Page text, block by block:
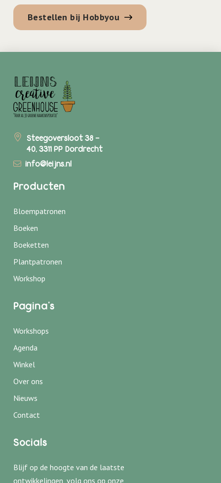
Bestellen bij Hobbyou
Steegoversloot 38 -
40, 3311 PP Dordrecht
info@leijns.nl
Producten
Bloempatronen
Boeken
Boeketten
Plantpatronen
Workshop
Pagina's
Workshops
← Terug
Haakworkshops
Babyshower
Personeelsuitje
Privéles haken
Kinderfeestje
Agenda
Winkel
Over ons
← Terug
Wie zijn wij
Onze locatie
Nieuws
Contact
Socials
Blijf op de hoogte van de laatste
ontwikkelingen, volg ons op onze